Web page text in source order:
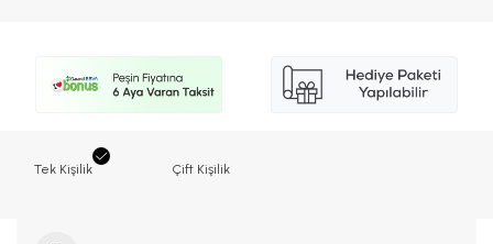
Tek Kişilik Çift Kişilik